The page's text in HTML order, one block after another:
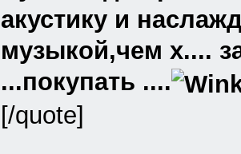
акустику и
музыкой,чем х....
...покупать ....
[/quote]